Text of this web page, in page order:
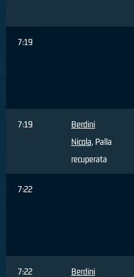
7:19
7:19
Berdini
Nicola, Palla
recuperata
7:22
7:22
Berdini